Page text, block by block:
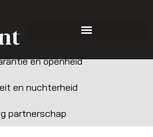
en openheid
en nuchterheid
partnerschap